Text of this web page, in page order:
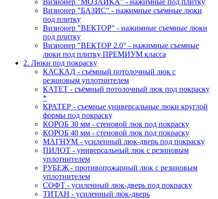
Визионер "БАЗИС" - нажимные съемные люки
под плитку
Визионер "ВЕКТОР" - нажимные съемные люки
под плитку
Визионер "ВЕКТОР 2.0" - нажимные съемные
люки под плитку ПРЕМИУМ класса
2. Люки под покраску
КАСКАД - съёмный потолочный люк с
резиновым уплотнителем
КАТЕТ - съёмный потолочный люк под покраску
*
КРАТЕР - съемные универсальные люки круглой
формы под покраску
КОРОБ 30 мм - стеновой люк под покраску
КОРОБ 40 мм - стеновой люк под покраску
МАГНУМ - усиленный люк-дверь под покраску
ПИЛОТ - универсальный люк с резиновым
уплотнителем
РУБЕЖ - противопожарный люк с резиновым
уплотнителем
СОФТ - усиленный люк-дверь под покраску
ТИТАН - усиленный люк-дверь